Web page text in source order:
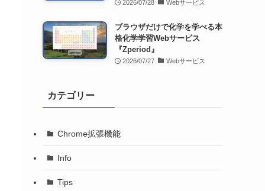
2026/07/28 Webサービス
ブラウザだけで化学を学べる本
格化学学習Webサービス
『Zperiod』
2026/07/27 Webサービス
カテゴリー
Chrome拡張機能
Info
Tips